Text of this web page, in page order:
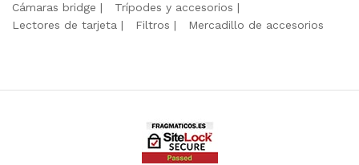
Cámaras bridge
Trípodes y accesorios
Lectores de tarjeta
Filtros Mercadillo de accesorios